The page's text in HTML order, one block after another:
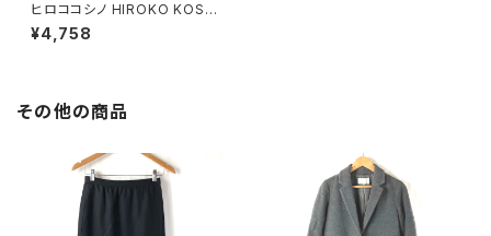
ヒロココシノ HIROKO KOSHI
NO コート 茶系 サイズ表記なし
874399
¥4,758
その他の商品